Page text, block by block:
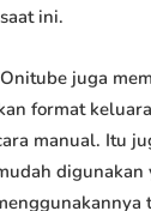
ini.
juga
format
manual. Itu